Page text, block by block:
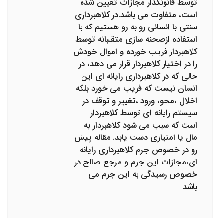
توسط قانونگذار مجازات تعیین شده
است، متفاوت می باشد.در کلاهبرداری
سنتی با انسانی رو به رو هستیم که با
استفاده ازصحنه سازی متقلبانه توسط
کلاهبردار فریب خورده و اموال خودش
را در اختیار کلاهبردار قرار می دهد، در
حالی که در کلاهبرداری رایانه ای این
انسان نیست که فریب می خورد بلکه
اخلال ،محو، ورود ،تغییر و توقف در
سیستم رایانه ای توسط کلاهبردار
است که سبب می شود کلاهبردار به
مال یا امتیازی دست یابد. مقاله پیش
رو در خصوص جرم کلاهبرداری رایانه
ای،مجازات این جرم و مرجع صالح در
خصوص رسیدگی به این جرم می
باشد